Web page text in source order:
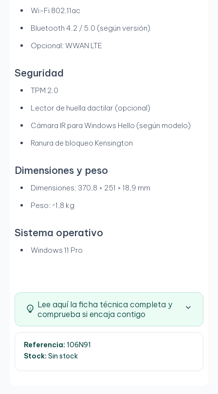
Wi-Fi 802.11ac
Bluetooth 4.2 / 5.0 (según versión)
Opcional: WWAN LTE
Seguridad
TPM 2.0
Lector de huella dactilar (opcional)
Cámara IR para Windows Hello (según modelo)
Ranura de bloqueo Kensington
Dimensiones y peso
Dimensiones: 370,8 × 251 × 18,9 mm
Peso: ~1,8 kg
Sistema operativo
Windows 11 Pro
Lee aquí la ficha técnica completa y
comprueba si encaja contigo
Referencia: 106N91
Stock: Sin stock